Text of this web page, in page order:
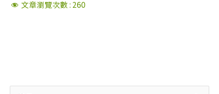
文章瀏覽次數 : 260